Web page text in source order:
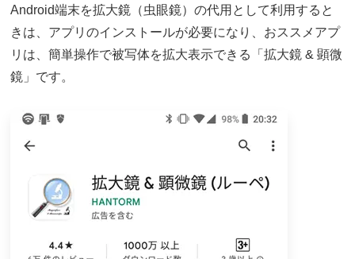
Android端末を拡大鏡（虫眼鏡）の代用として利用すると
きは、アプリのインストールが必要になり、おススメアプ
リは、簡単操作で被写体を拡大表示できる「拡大鏡 & 顕微
鏡」です。